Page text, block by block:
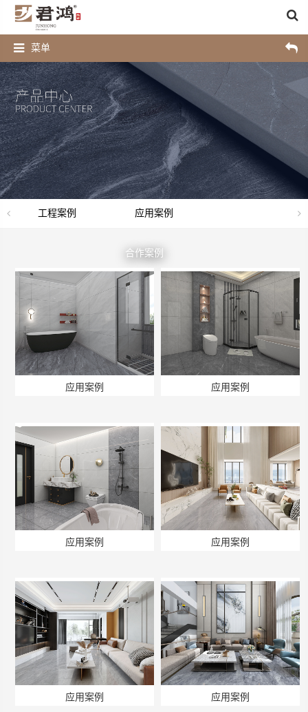
菜单
工程案例 应用案例
合作案例
应用案例 应用案例
应用案例 应用案例
应用案例 应用案例